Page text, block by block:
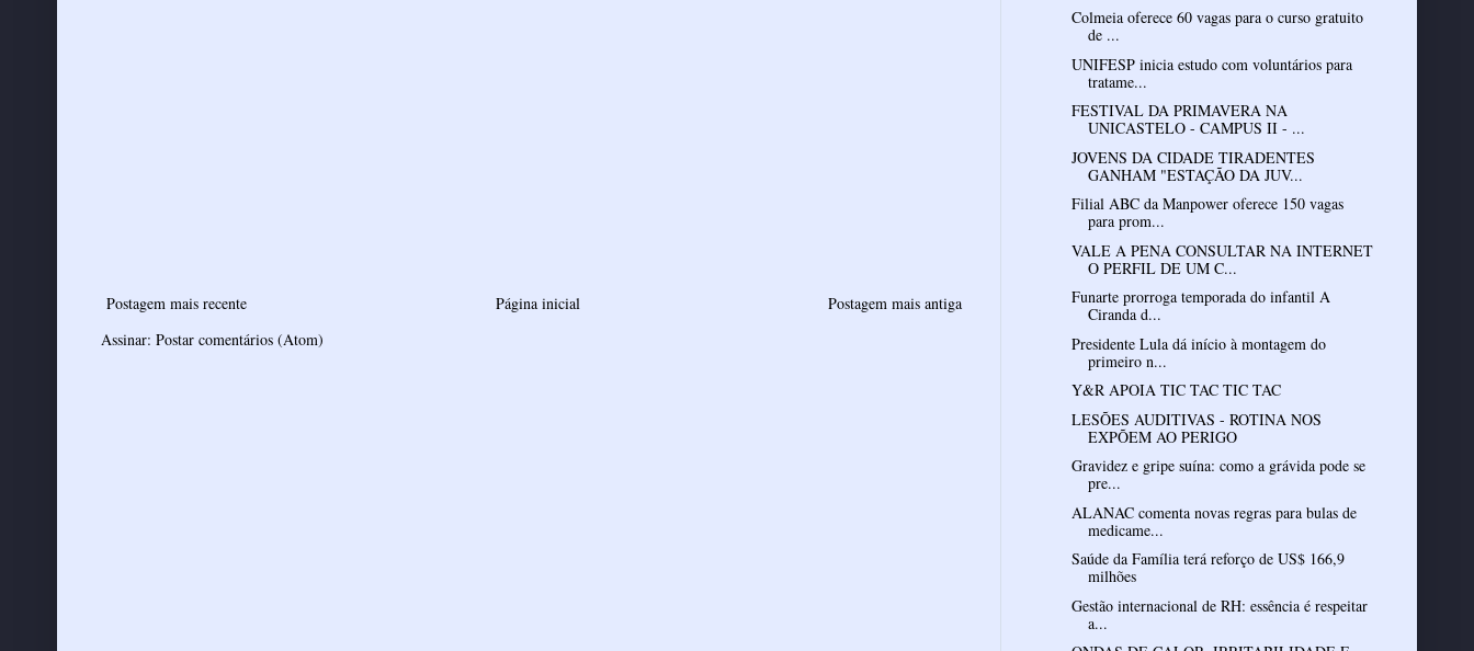
Postagem mais recente Postagem mais antiga
Página inicial
Assinar: Postar comentários (Atom)
Colmeia oferece 60 vagas para o curso gratuito
de ...
UNIFESP inicia estudo com voluntários para
tratame...
FESTIVAL DA PRIMAVERA NA
UNICASTELO - CAMPUS II - ...
JOVENS DA CIDADE TIRADENTES
GANHAM "ESTAÇÃO DA JUV...
Filial ABC da Manpower oferece 150 vagas
para prom...
VALE A PENA CONSULTAR NA INTERNET
O PERFIL DE UM C...
Funarte prorroga temporada do infantil A
Ciranda d...
Presidente Lula dá início à montagem do
primeiro n...
Y&R APOIA TIC TAC TIC TAC
LESÕES AUDITIVAS - ROTINA NOS
EXPÕEM AO PERIGO
Gravidez e gripe suína: como a grávida pode se
pre...
ALANAC comenta novas regras para bulas de
medicame...
Saúde da Família terá reforço de US$ 166,9
milhões
Gestão internacional de RH: essência é respeitar
a...